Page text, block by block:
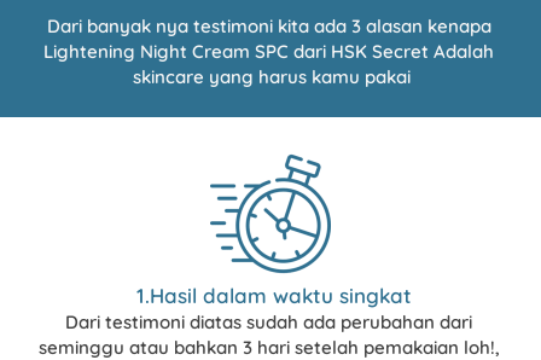
Dari banyak nya testimoni kita ada 3 alasan kenapa
Lightening Night Cream SPC dari HSK Secret Adalah
skincare yang harus kamu pakai
1.Hasil dalam waktu singkat
Dari testimoni diatas sudah ada perubahan dari
seminggu atau bahkan 3 hari setelah pemakaian loh!,